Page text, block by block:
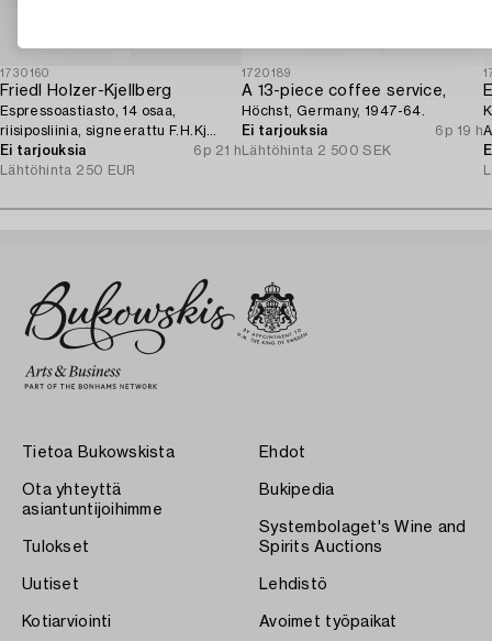
1730160
Friedl Holzer-Kjellberg
Espressoastiasto, 14 osaa,
riisiposliinia, signeerattu F.H.Kj
Arabia Finland.
Ei tarjouksia
6p 21 h
Lähtöhinta 250 EUR
1720189
A 13-piece coffee service,
Höchst, Germany, 1947-64.
Ei tarjouksia
6p 19 h
Lähtöhinta 2 500 SEK
Tietoa Bukowskista
Ota yhteyttä
asiantuntijoihimme
Tulokset
Uutiset
Kotiarviointi
Ehdot
Bukipedia
Systembolaget's Wine and
Spirits Auctions
Lehdistö
Avoimet työpaikat